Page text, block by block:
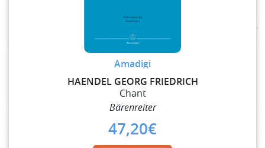
Amadigi
HAENDEL GEORG FRIEDRICH
Chant
Bärenreiter
47,20€